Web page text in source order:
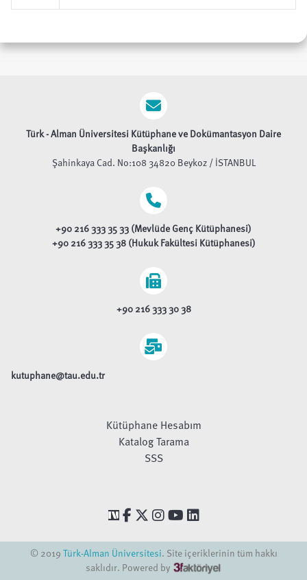
Türk - Alman ÜniversitesiKütüphane ve Dokümantasyon Daire
Başkanlığı
Şahinkaya Cad. No:108 34820 Beykoz / İSTANBUL
+90 216 333 35 33 (Mevlüde Genç Kütüphanesi)
+90 216 333 35 38 (Hukuk Fakültesi Kütüphanesi)
+90 216 333 30 38
kutuphane@tau.edu.tr
Kütüphane Hesabım
Katalog Tarama
SSS
© 2019Türk-Alman Üniversitesi. Site içeriklerinin tüm hakkı
saklıdır. Powered by